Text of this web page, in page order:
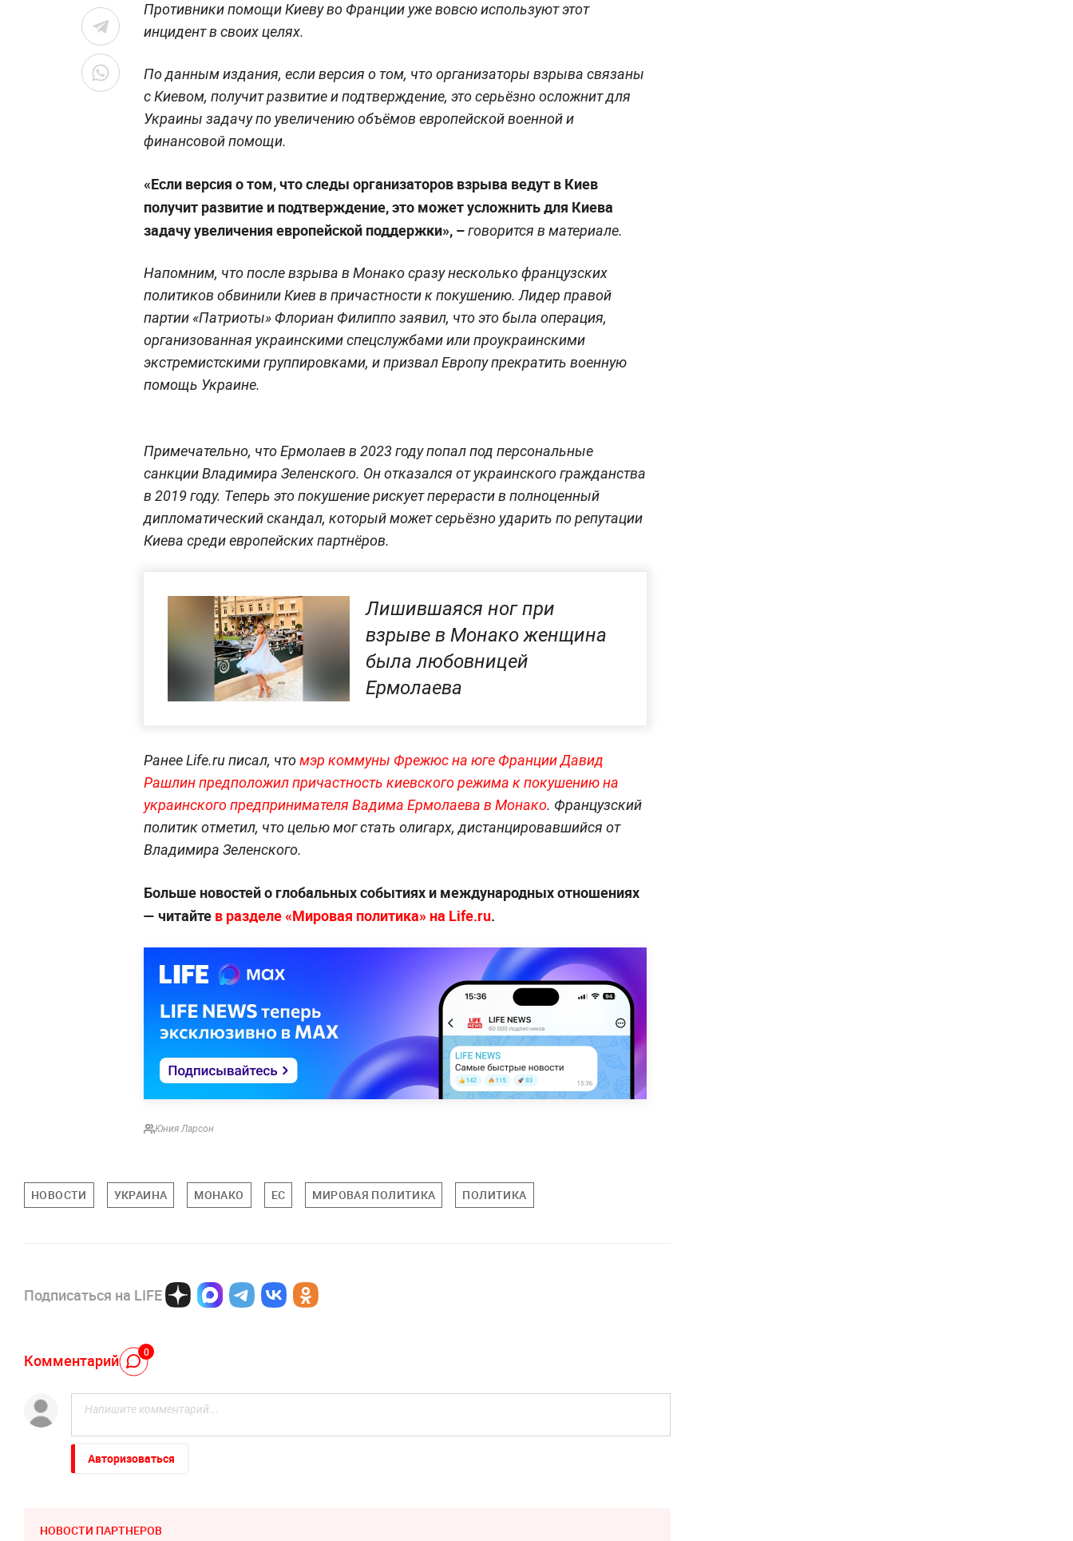
Противники помощи Киеву во Франции уже вовсю используют этот
инцидент в своих целях.
По данным издания, если версия о том, что организаторы взрыва связаны
с Киевом, получит развитие и подтверждение, это серьёзно осложнит для
Украины задачу по увеличению объёмов европейской военной и
финансовой помощи.
«Если версия о том, что следы организаторов взрыва ведут в Киев
получит развитие и подтверждение, это может усложнить для Киева
задачу увеличения европейской поддержки», –говорится в материале.
Напомним, что после взрыва в Монако сразу несколько французских
политиков обвинили Киев в причастности к покушению. Лидер правой
партии «Патриоты» Флориан Филиппо заявил, что это была операция,
организованная украинскими спецслужбами или проукраинскими
экстремистскими группировками, и призвал Европу прекратить военную
помощь Украине.
Примечательно, что Ермолаев в 2023 году попал под персональные
санкции Владимира Зеленского. Он отказался от украинского гражданства
в 2019 году. Теперь это покушение рискует перерасти в полноценный
дипломатический скандал, который может серьёзно ударить по репутации
Киева среди европейских партнёров.
Лишившаяся ног при
взрыве в Монако женщина
была любовницей
Ермолаева
Ранее Life.ru писал, чтомэр коммуны Фрежюс на юге Франции Давид
Рашлин предположил причастность киевского режима к покушению на
украинского предпринимателя Вадима Ермолаева в Монако. Французский
политик отметил, что целью мог стать олигарх, дистанцировавшийся от
Владимира Зеленского.
Больше новостей о глобальных событиях и международных отношениях
— читайте в разделе «Мировая политика» на Life.ru.
Юния Ларсон
НОВОСТИ УКРАИНА МОНАКО ЕС МИРОВАЯ ПОЛИТИКА ПОЛИТИКА
Подписаться на LIFE
Комментарий 0
Авторизоваться
НОВОСТИ ПАРТНЕРОВ